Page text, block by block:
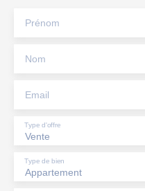
Prénom
Nom
Email
Vente
Type d'offre
Appartement
Type de bien